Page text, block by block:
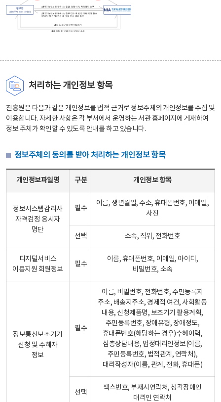
처리하는 개인정보 항목
진흥원은 다음과 같은 개인정보를 법적 근거로 정보주체의 개인정보를 수집 및
이용합니다. 자세한 사항은 각 부서에서 운영하는 서관 홈페이지에 게재하여
정보 주체가 확인할 수 있도록 안내를 하고 있습니다.
정보주체의 동의를 받아 처리하는 개인정보 항목
개인정보파일명 구분 개인정보 항목
정보시스템감리사
자격검정 응시자
명단
필수
이름, 생년월일, 주소, 휴대폰번호, 이메일,
사진
선택 소속, 직위, 전화번호
디지털서비스
이용지원 회원정보
필수
이름, 휴대폰번호, 이메일, 아이디,
비밀번호, 소속
정보통신보조기기
신청 및 수혜자
정보
필수
이름, 비밀번호, 전화번호, 주민등록지
주소, 배송지주소, 경제적 여건, 사회활동
내용, 신청제품명, 보조기기 활용계획,
주민등록번호, 장애유형, 장애정도,
휴대폰번호(해당하는 경우)수혜이력,
심층상담내용, 법정대리인정보(이름,
주민등록번호, 법적관계, 연락처),
대리작성자(이름, 관계, 전화, 휴대폰)
선택
팩스번호, 부재시연락처, 청각장애인
대리인 연락처